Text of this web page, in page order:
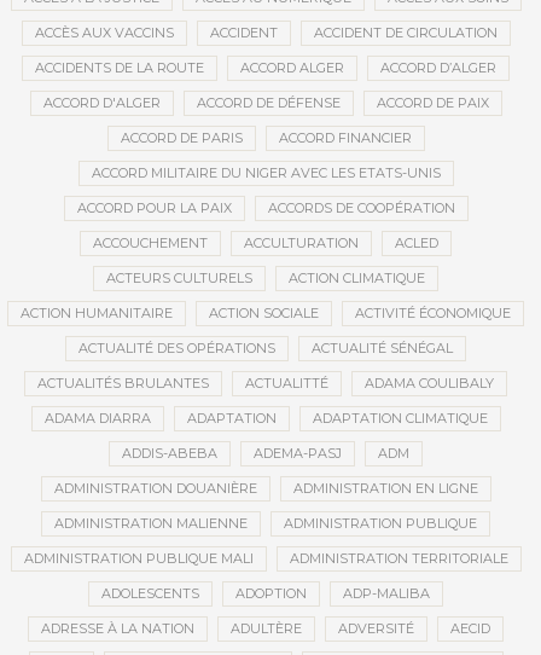
ACCÈS AUX VACCINS ACCIDENT ACCIDENT DE CIRCULATION
ACCIDENTS DE LA ROUTE ACCORD ALGER ACCORD D’ALGER
ACCORD D'ALGER ACCORD DE DÉFENSE ACCORD DE PAIX
ACCORD DE PARIS ACCORD FINANCIER
ACCORD MILITAIRE DU NIGER AVEC LES ETATS-UNIS
ACCORD POUR LA PAIX ACCORDS DE COOPÉRATION
ACCOUCHEMENT ACCULTURATION ACLED
ACTEURS CULTURELS ACTION CLIMATIQUE
ACTION HUMANITAIRE ACTION SOCIALE ACTIVITÉ ÉCONOMIQUE
ACTUALITÉ DES OPÉRATIONS ACTUALITÉ SÉNÉGAL
ACTUALITÉS BRULANTES ACTUALITTÉ ADAMA COULIBALY
ADAMA DIARRA ADAPTATION ADAPTATION CLIMATIQUE
ADDIS-ABEBA ADEMA-PASJ ADM
ADMINISTRATION DOUANIÈRE ADMINISTRATION EN LIGNE
ADMINISTRATION MALIENNE ADMINISTRATION PUBLIQUE
ADMINISTRATION PUBLIQUE MALI ADMINISTRATION TERRITORIALE
ADOLESCENTS ADOPTION ADP-MALIBA
ADRESSE À LA NATION ADULTÈRE ADVERSITÉ AECID